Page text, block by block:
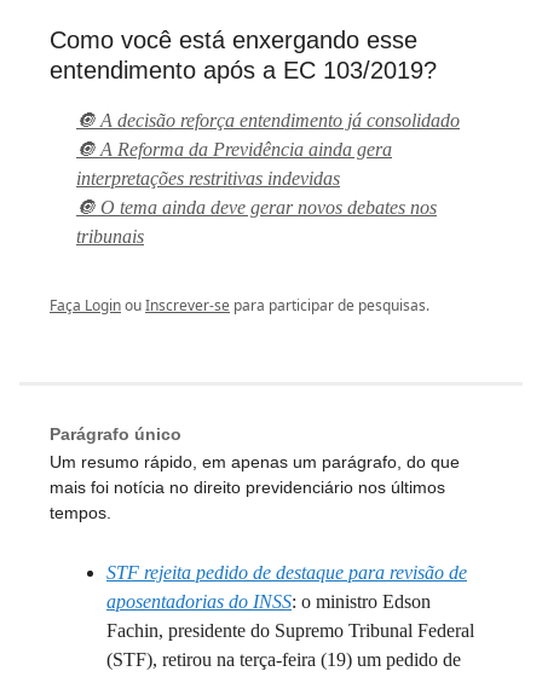
Como você está enxergando esse
entendimento após a EC 103/2019?
🔘 A decisão reforça entendimento já consolidado
🔘 A Reforma da Previdência ainda gera
interpretações restritivas indevidas
🔘 O tema ainda deve gerar novos debates nos
tribunais
Faça LoginouInscrever-se para participar de pesquisas.
Parágrafo único
Um resumo rápido, em apenas um parágrafo, do que
mais foi notícia no direito previdenciário nos últimos
tempos.
STF rejeita pedido de destaque para revisão de
aposentadorias do INSS: o ministro Edson
Fachin, presidente do Supremo Tribunal Federal
(STF), retirou na terça-feira (19) um pedido de